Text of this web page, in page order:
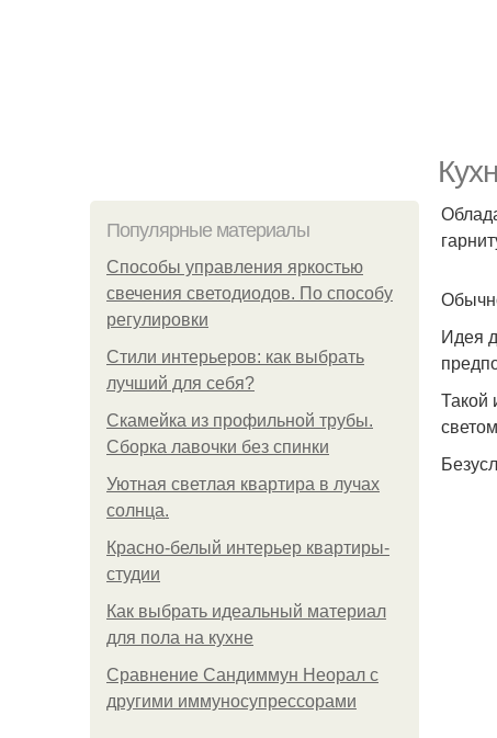
Популярные материалы
Способы управления яркостью
свечения светодиодов. По способу
регулировки
Стили интерьеров: как выбрать
лучший для себя?
Скамейка из профильной трубы.
Сборка лавочки без спинки
Уютная светлая квартира в лучах
солнца.
Красно-белый интерьер квартиры-
студии
Как выбрать идеальный материал
для пола на кухне
Сравнение Сандиммун Неорал с
другими иммуносупрессорами
Идея
Такой